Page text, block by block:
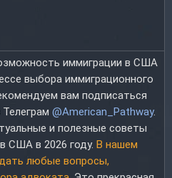
иммиграции в США
выбора иммиграционного
вам подписаться
@American_Pathway.
и полезные советы
США в 2026 году. В нашем
любые вопросы,